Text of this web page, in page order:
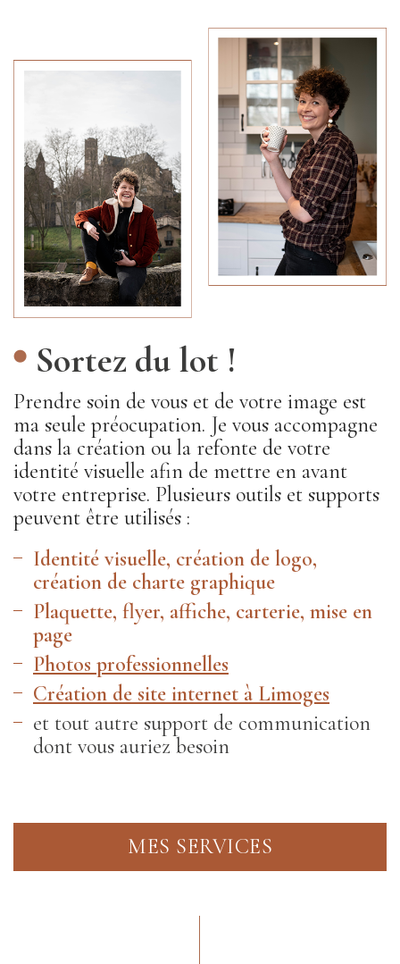
Sortez du lot !
Prendre soin de vous et de votre image est
ma seule préocupation. Je vous accompagne
dans la création ou la refonte de votre
identité visuelle afin de mettre en avant
votre entreprise. Plusieurs outils et supports
peuvent être utilisés :
Identité visuelle, création de logo,
création de charte graphique
Plaquette, flyer, affiche, carterie, mise en
page
Photos professionnelles
Création de site internet à Limoges
et tout autre support de communication
dont vous auriez besoin
MES SERVICES